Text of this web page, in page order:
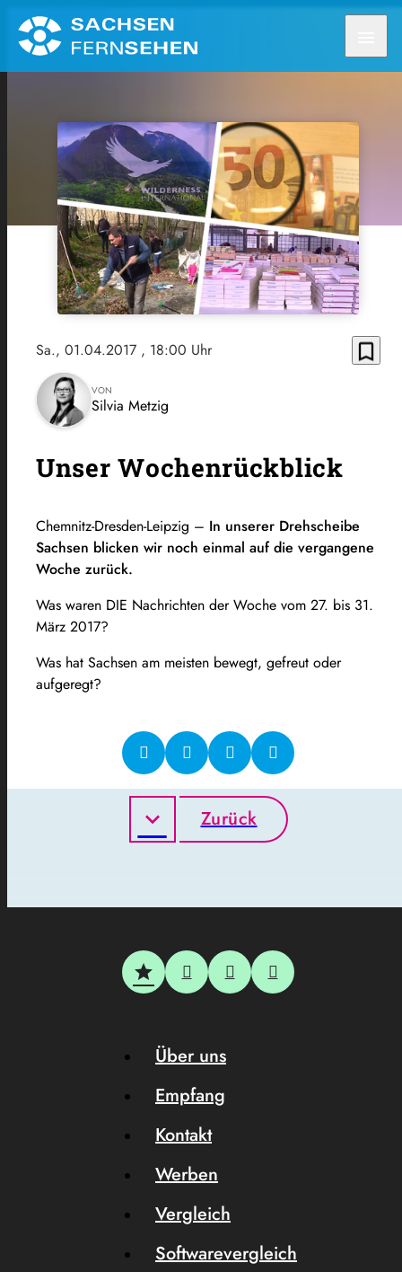
Sa., 01.04.2017 , 18:00 Uhr bookmark_border
VON
Silvia Metzig
Unser Wochenrückblick
Chemnitz-Dresden-Leipzig – In unserer Drehscheibe
Sachsen blicken wir noch einmal auf die vergangene
Woche zurück.
Was waren DIE Nachrichten der Woche vom 27. bis 31.
März 2017?
Was hat Sachsen am meisten bewegt, gefreut oder
aufgeregt?
Zurück
Über uns
Empfang
Kontakt
Werben
Vergleich
Softwarevergleich